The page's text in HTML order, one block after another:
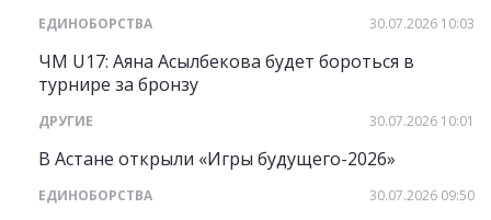
ЕДИНОБОРСТВА 30.07.2026 10:03
ЧМ U17: Аяна Асылбекова будет бороться в
турнире за бронзу
ДРУГИЕ 30.07.2026 10:01
В Астане открыли «Игры будущего-2026»
ЕДИНОБОРСТВА 30.07.2026 09:50